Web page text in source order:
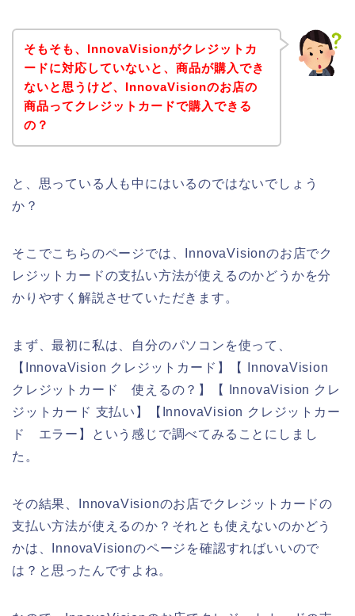
そもそも、InnovaVisionがクレジットカ
ードに対応していないと、商品が購入でき
ないと思うけど、InnovaVisionのお店の
商品ってクレジットカードで購入できる
の？
と、思っている人も中にはいるのではないでしょう
か？
そこでこちらのページでは、InnovaVisionのお店でク
レジットカードの支払い方法が使えるのかどうかを分
かりやすく解説させていただきます。
まず、最初に私は、自分のパソコンを使って、
【InnovaVision クレジットカード】【 InnovaVision
クレジットカード 使えるの？】【 InnovaVision クレ
ジットカード 支払い】【InnovaVision クレジットカー
ド エラー】という感じで調べてみることにしまし
た。
その結果、InnovaVisionのお店でクレジットカードの
支払い方法が使えるのか？それとも使えないのかどう
かは、InnovaVisionのページを確認すればいいので
は？と思ったんですよね。